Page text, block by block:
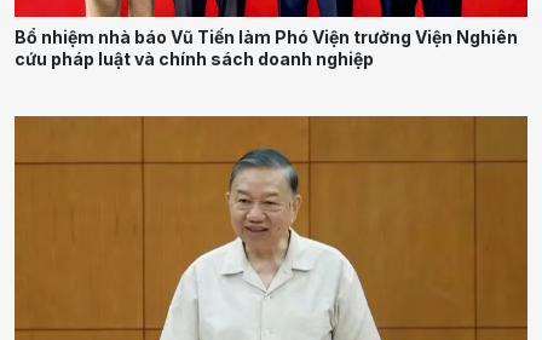
Bổ nhiệm nhà báo Vũ Tiến làm Phó Viện trưởng Viện Nghiên
cứu pháp luật và chính sách doanh nghiệp